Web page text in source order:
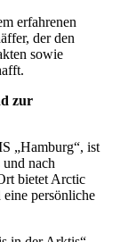
erfahrenen
der den
sowie
zur
„Hamburg“, ist
nach
bietet Arctic
persönliche